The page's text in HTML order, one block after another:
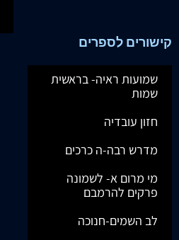
קישורים לספרים
שמועות ראיה- בראשית
שמות
חזון עובדיה
מדרש רבה-ה כרכים
מי מרום א- לשמונה
פרקים להרמבם
לב השמים-חנוכה